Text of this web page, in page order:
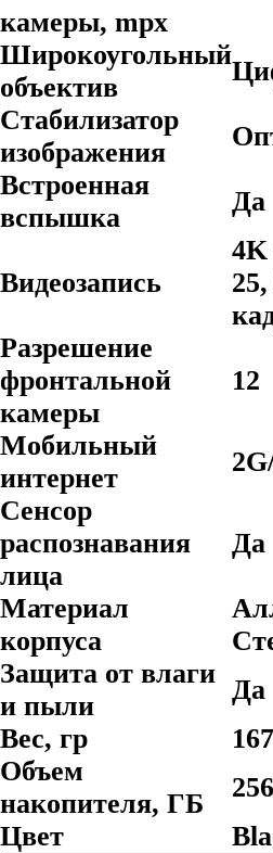
камеры, mpx
Широкоугольный
объектив
Стабилизатор
изображения
Встроенная
вспышка
Да
Видеозапись
4K
Разрешение
фронтальной
камеры
12
Мобильный
интернет
Сенсор
распознавания
лица
Да
Материал
корпуса
Защита от влаги
и пыли
Да
Вес, гр
167
Объем
накопителя, ГБ
Цвет